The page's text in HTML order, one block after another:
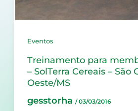
Eventos
Treinamento para
– SolTerra Cereais – São
Oeste/MS
gesstorha /03/03/2016